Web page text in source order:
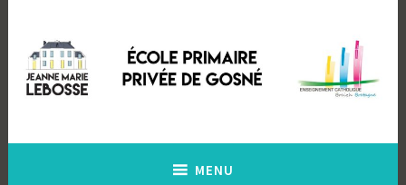
contenu
principal
MENU